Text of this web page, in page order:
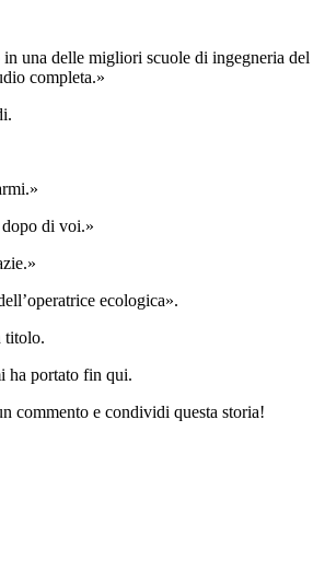
in una delle migliori scuole di ingegneria del
completa.»
di voi.»
ecologica».
titolo.
ha portato fin qui.
commento e condividi questa storia!